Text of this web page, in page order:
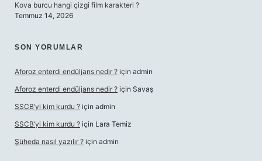
Kova burcu hangi çizgi film karakteri ?
Temmuz 14, 2026
SON YORUMLAR
Aforoz enterdi endüljans nedir ? için admin
Aforoz enterdi endüljans nedir ? için Savaş
SSCB’yi kim kurdu ? için admin
SSCB’yi kim kurdu ? için Lara Temiz
Şüheda nasıl yazılır ? için admin